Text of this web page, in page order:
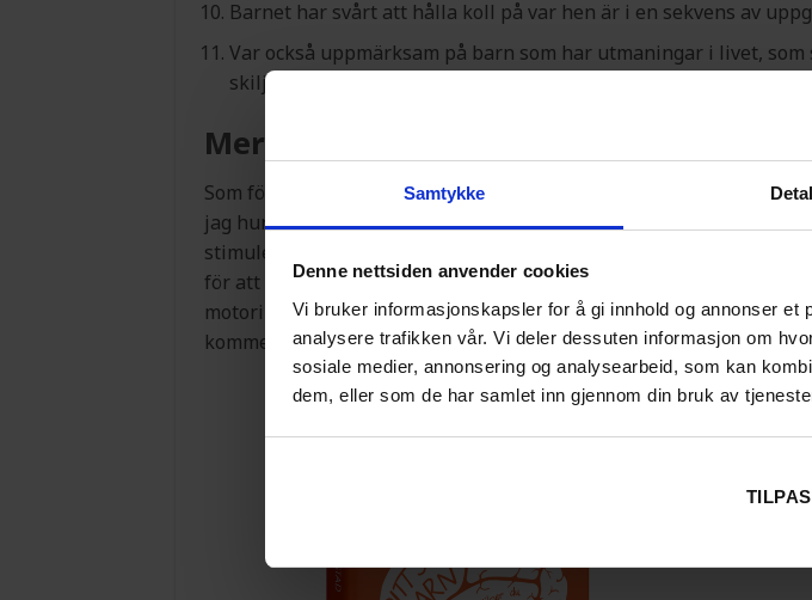
Samtykke
Denne nettsiden anvender cookies
Vi bruker informasjonskapsler for å gi innhold og annonser
analysere trafikken vår. Vi deler dessuten informasjon om
sosiale medier, annonsering og analysearbeid, som kan
dem, eller som de har samlet inn gjennom din bruk av
Barnet har svårt att hålla koll på var hen är i en sekvens av
Var också uppmärksam på barn som har utmaningar i livet,
skiljer sig och liknande. Sådana påfrestningar minskar
Mer om lärande tankesätt
Som föräldrar vill vi göra vad vi kan för att hjälpa våra barn. I boken
jag hur barnens hjärna fungerar och utvecklas, och om vilka
stimulera ditt barns hjärna på rätt sätt. Då kommer barnet att få
för att lära sig att läsa, skriva och räkna – men också för att
motorik och – inte minst – koppla av och vila. Du får många
kommer att skapa lust att lära och ge en känsla av framgång.